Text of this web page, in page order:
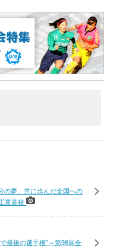
の夢、共に歩んだ全国への
業高校
最後の選手権”～第98回全